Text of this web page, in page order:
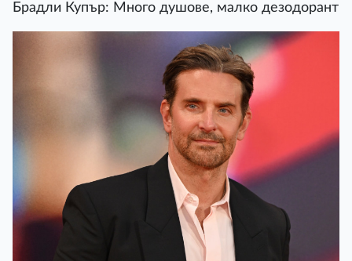
Брадли Купър: Много душове, малко дезодорант